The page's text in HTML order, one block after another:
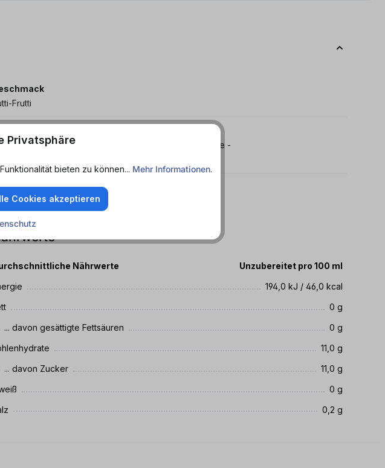
Frutti
- Leicht säuerlich - Ohne Konservierungsstoffe -
- Kohlensäure
Nährwerte
Unzubereitet pro 100 ml
194,0 kJ / 46,0 kcal
0 g
... davon gesättigte Fettsäuren
0 g
11,0 g
... davon Zucker
11,0 g
0 g
0,2 g
Privatsphäre
bieten zu können... Mehr Informationen.
Cookies akzeptieren